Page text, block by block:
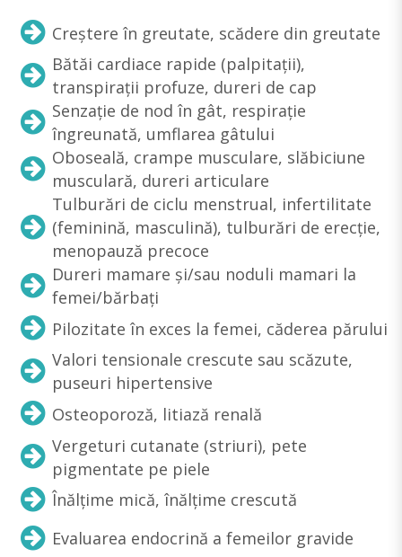
Creștere în greutate, scădere din greutate
Bătăi cardiace rapide (palpitații),
transpirații profuze, dureri de cap
Senzație de nod în gât, respirație
îngreunată, umflarea gâtului
Oboseală, crampe musculare, slăbiciune
musculară, dureri articulare
Tulburări de ciclu menstrual, infertilitate
(feminină, masculină), tulburări de erecție,
menopauză precoce
Dureri mamare și/sau noduli mamari la
femei/bărbați
Pilozitate în exces la femei, căderea părului
Valori tensionale crescute sau scăzute,
puseuri hipertensive
Osteoporoză, litiază renală
Vergeturi cutanate (striuri), pete
pigmentate pe piele
Înălțime mică, înălțime crescută
Evaluarea endocrină a femeilor gravide